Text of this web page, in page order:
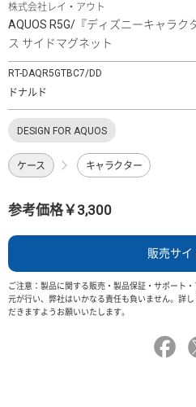
株式会社レイ・アウト
AQUOS R5G/『ディズニーキャラ
ス サイドマグネット
RT-DAQR5GTBC7/DD
ドナルド
DESIGN FOR AQUOS
ケース キャラクター
参考価格￥3,300
販売サイ
ご注意：製品に関する販売・製品保証・サポート
元が行い、弊社はいかなる責任も負いません。詳
だきますようお願いいたします。